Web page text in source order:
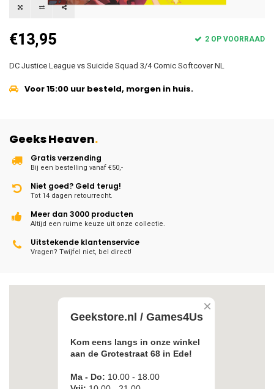
€13,95 2 OP VOORRAAD
DC Justice League vs Suicide Squad 3/4 Comic Softcover NL
Voor 15:00 uur besteld, morgen in huis.
Geeks Heaven.
Gratis verzending
Bij een bestelling vanaf €50,-
Niet goed? Geld terug!
Tot 14 dagen retourrecht.
Meer dan 3000 producten
Altijd een ruime keuze uit onze collectie.
Uitstekende klantenservice
Vragen? Twijfel niet, bel direct!